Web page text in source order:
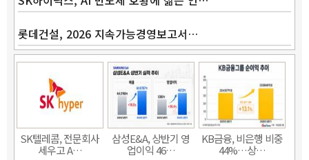
롯데건설, 2026 지속가능경영보고서…
SK텔레콤, 전문회사
세우고 A…
삼성E&A, 상반기 영
업이익 46…
KB금융, 비은행 비중
44%…상…